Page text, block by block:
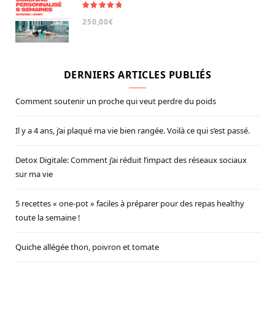
sur 5
250,00€
DERNIERS ARTICLES PUBLIÉS
Comment soutenir un proche qui veut perdre du poids
Il y a 4 ans, j’ai plaqué ma vie bien rangée. Voilà ce qui s’est passé.
Detox Digitale: Comment j’ai réduit l’impact des réseaux sociaux
sur ma vie
5 recettes « one-pot » faciles à préparer pour des repas healthy
toute la semaine !
Quiche allégée thon, poivron et tomate